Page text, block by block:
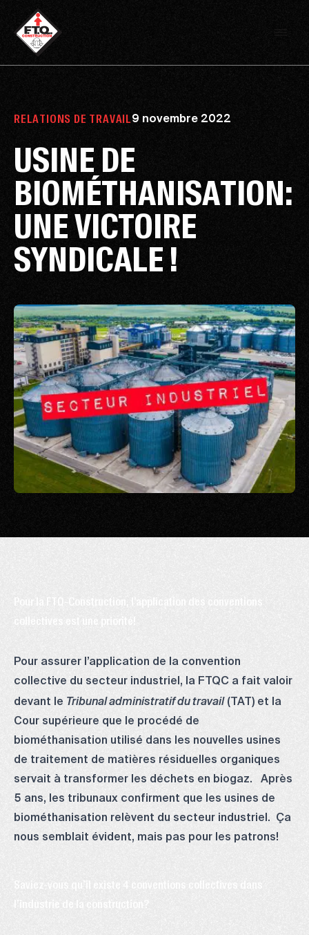
RELATIONS DE TRAVAIL9 novembre 2022
USINE DE
BIOMÉTHANISATION:
UNE VICTOIRE
SYNDICALE !
Pour assurer l’application de la convention
collective du secteur industriel, la FTQC a fait valoir
devant le Tribunal administratif du travail(TAT) et la
Cour supérieure que le procédé de
biométhanisation utilisé dans les nouvelles usines
de traitement de matières résiduelles organiques
servait à transformer les déchets en biogaz. Après
5 ans, les tribunaux confirment que les usines de
biométhanisation relèvent du secteur industriel. Ça
nous semblait évident, mais pas pour les patrons!